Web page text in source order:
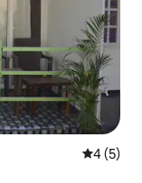
Note
4 (5)